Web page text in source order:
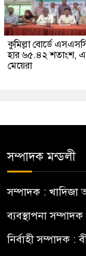
কুমিল্লা বোর্ডে
হার ৬৫.৪২ শতাংশ,
মেয়েরা
সম্পাদক মন্ডলী
সম্পাদক : খাদিজা
ব্যবস্থাপনা
নির্বাহী সম্পাদক :